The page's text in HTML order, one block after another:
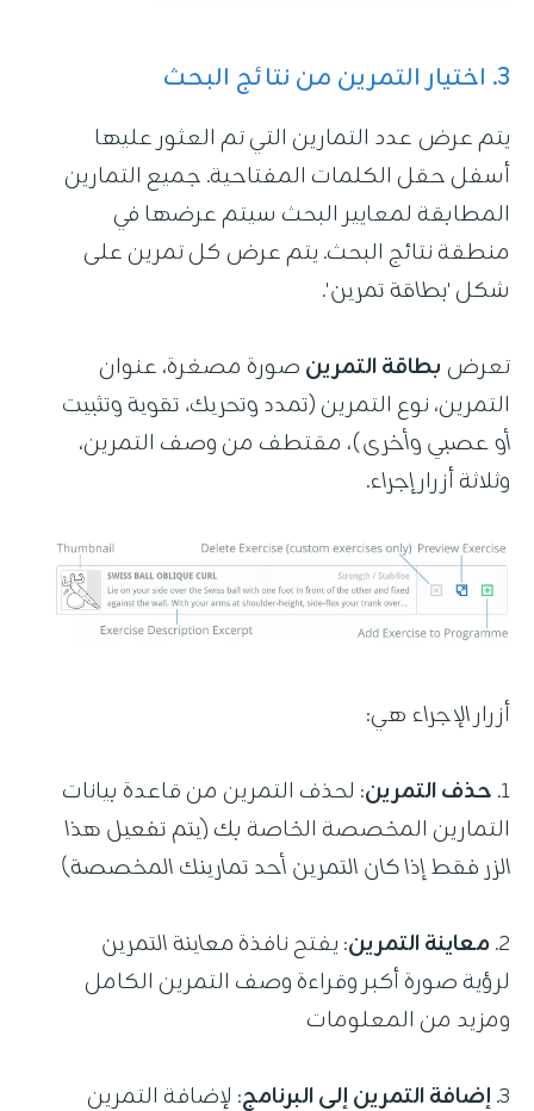
3. اختيار التمرين من نتائج البحث
يتم عرض عدد التمارين التي تم العثور عليها
أسفل حقل الكلمات المفتاحية. جميع التمارين
المطابقة لمعايير البحث سيتم عرضها في
منطقة نتائج البحث. يتم عرض كل تمرين على
شكل 'بطاقة تمرين'.
تعرض بطاقة التمرين صورة مصغرة، عنوان
التمرين، نوع التمرين (تمدد وتحريك، تقوية وتثبيت
أو عصبي وأخرى)، مقتطف من وصف التمرين،
وثلاثة أزرارإجراء.
أزرارالإجراء هي:
1. حذف التمرين: لحذف التمرين من قاعدة بيانات
التمارين المخصصة الخاصة بك(يتم تفعيل هذا
الزر فقط إذا كان التمرين أحد تمارينك المخصصة)
2. معاينة التمرين: يفتح نافذةمعاينة التمرين
لرؤية صورة أكبر وقراءة وصف التمرين الكامل
ومزيد من المعلومات
3. إضافة التمرين إلى البرنامج: لإضافة التمرين